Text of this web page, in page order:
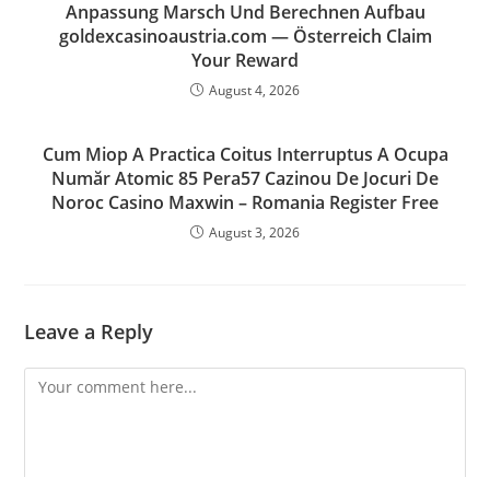
Anpassung Marsch Und Berechnen Aufbau
goldexcasinoaustria.com — Österreich Claim
Your Reward
August 4, 2026
Cum Miop A Practica Coitus Interruptus A Ocupa
Număr Atomic 85 Pera57 Cazinou De Jocuri De
Noroc Casino Maxwin – Romania Register Free
August 3, 2026
Leave a Reply